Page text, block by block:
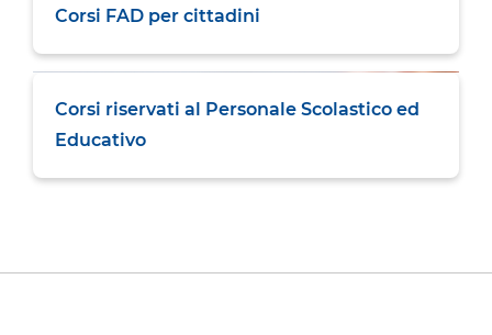
Corsi FAD per cittadini
Corsi riservati al Personale Scolastico ed
Educativo